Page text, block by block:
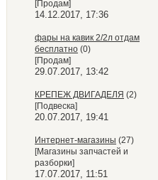
[Продам]
14.12.2017, 17:36
фары на кавик 2/2л отдам
бесплатно (0)
[Продам]
29.07.2017, 13:42
КРЕПЕЖ ДВИГАДЕЛЯ (2)
[Подвеска]
20.07.2017, 19:41
Интернет-магазины (27)
[Магазины запчастей и
разборки]
17.07.2017, 11:51